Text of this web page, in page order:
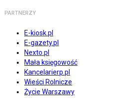
PARTNERZY
E-kiosk.pl
E-gazety.pl
Nexto.pl
Mała księgowość
Kancelarierp.pl
Wieści Rolnicze
Życie Warszawy